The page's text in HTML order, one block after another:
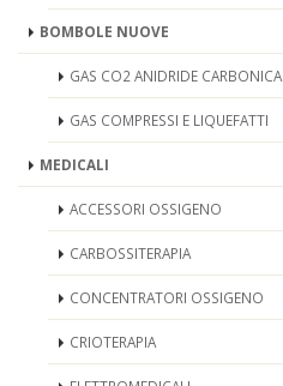
BOMBOLE NUOVE
GAS CO2 ANIDRIDE CARBONICA
GAS COMPRESSI E LIQUEFATTI
MEDICALI
ACCESSORI OSSIGENO
CARBOSSITERAPIA
CONCENTRATORI OSSIGENO
CRIOTERAPIA